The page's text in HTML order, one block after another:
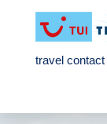
travel